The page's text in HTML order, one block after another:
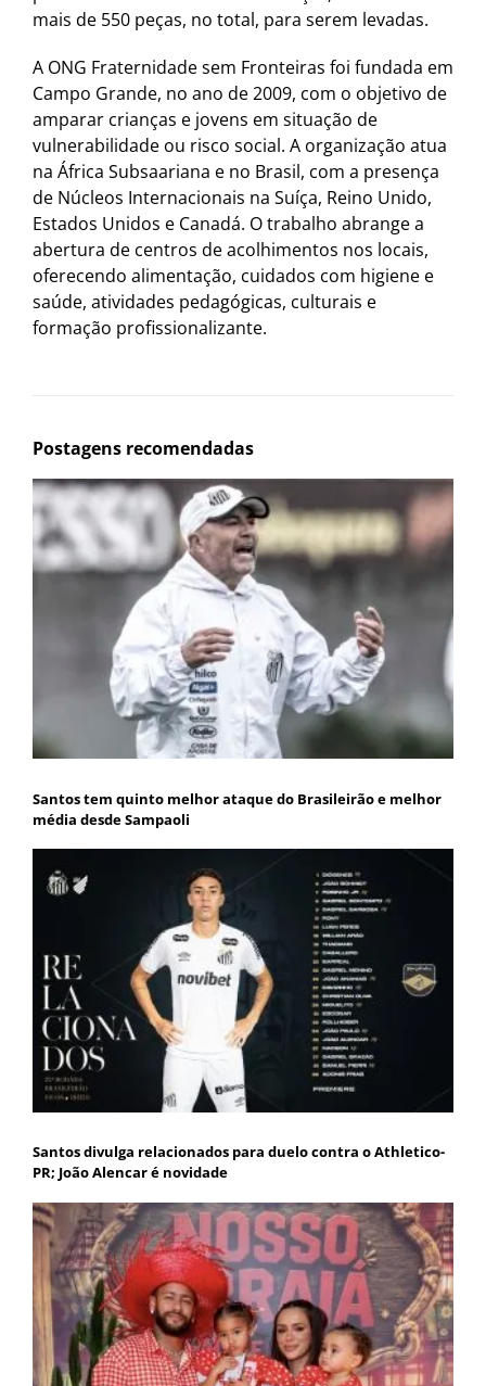
mais de 550 peças, no total, para serem levadas.
A ONG Fraternidade sem Fronteiras foi fundada em
Campo Grande, no ano de 2009, com o objetivo de
amparar crianças e jovens em situação de
vulnerabilidade ou risco social. A organização atua
na África Subsaariana e no Brasil, com a presença
de Núcleos Internacionais na Suíça, Reino Unido,
Estados Unidos e Canadá. O trabalho abrange a
abertura de centros de acolhimentos nos locais,
oferecendo alimentação, cuidados com higiene e
saúde, atividades pedagógicas, culturais e
formação profissionalizante.
Postagens recomendadas
Santos tem quinto melhor ataque do Brasileirão e melhor
média desde Sampaoli
Santos divulga relacionados para duelo contra o Athletico-
PR; João Alencar é novidade